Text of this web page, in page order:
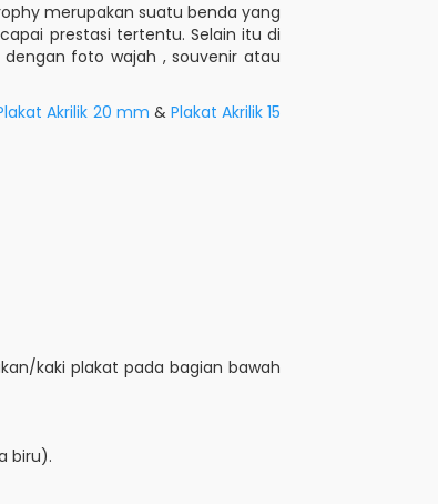
merupakan suatu benda yang
prestasi tertentu. Selain itu di
foto wajah , souvenir atau
Akrilik 20 mm & Plakat Akrilik 15
kaki plakat pada bagian bawah
biru).